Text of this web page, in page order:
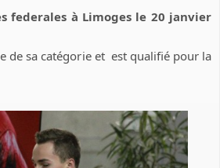
federales à Limoges le 20 janvier
de sa catégorie et est qualifié pour la